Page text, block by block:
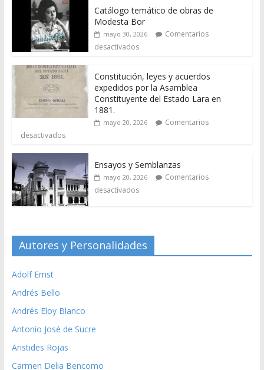
Catálogo temático de obras de
Modesta Bor
mayo 30, 2026
Comentarios
desactivados
Constitución, leyes y acuerdos
expedidos por la Asamblea
Constituyente del Estado Lara en
1881.
mayo 20, 2026
Comentarios
desactivados
Ensayos y Semblanzas
mayo 20, 2026
Comentarios
desactivados
Autores y Personalidades
Adolf Ernst
Andrés Bello
Andrés Eloy Blanco
Antonio José de Sucre
Aristides Rojas
Carmen Delia Bencomo